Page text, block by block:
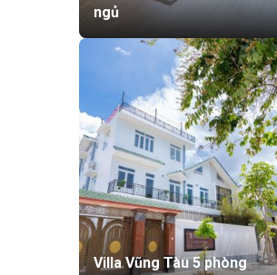
ngủ
Villa Vũng Tàu 5 phòng